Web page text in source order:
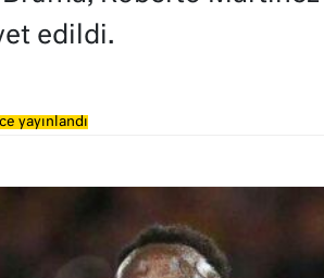
edildi.
yayınlandı